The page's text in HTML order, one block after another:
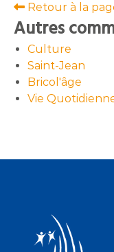
Retour à la
Autres
Culture
Saint-Jean
Bricol'âge
Vie